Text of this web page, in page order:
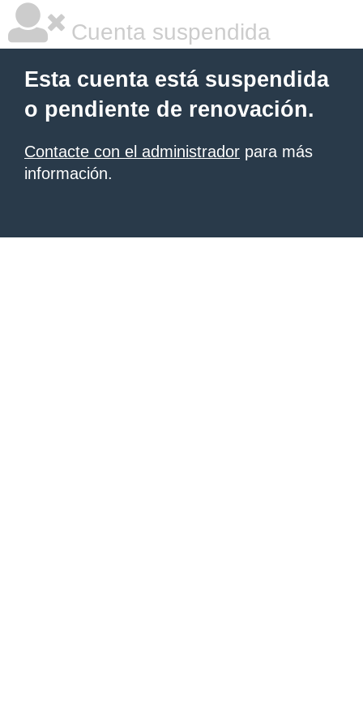
Cuenta suspendida
Esta cuenta está suspendida
o pendiente de renovación.
Contacte con el administrador para más
información.